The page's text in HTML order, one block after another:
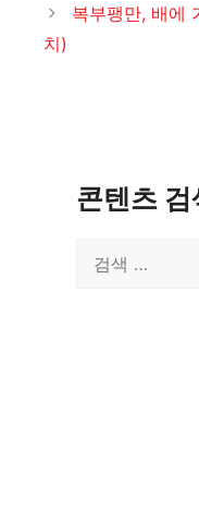
리
복부팽만, 배에
치)
콘텐츠 검